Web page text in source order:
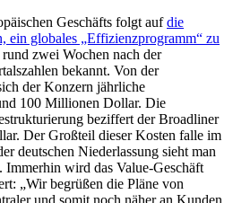
Geschäfts folgt aufdie
ein globales „Effizienzprogramm“ zu
zwei Wochen nach der
bekannt. Von der
der Konzern jährliche
100 Millionen Dollar. Die
beziffert der Broadliner
Der Großteil dieser Kosten falle im
deutschen Niederlassung sieht man
Immerhin wird das Value-Geschäft
„Wir begrüßen die Pläne von
und somit noch näher an Kunden